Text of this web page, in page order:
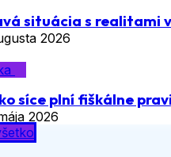
situácia s realitami
2026
síce plní fiškálne
2026